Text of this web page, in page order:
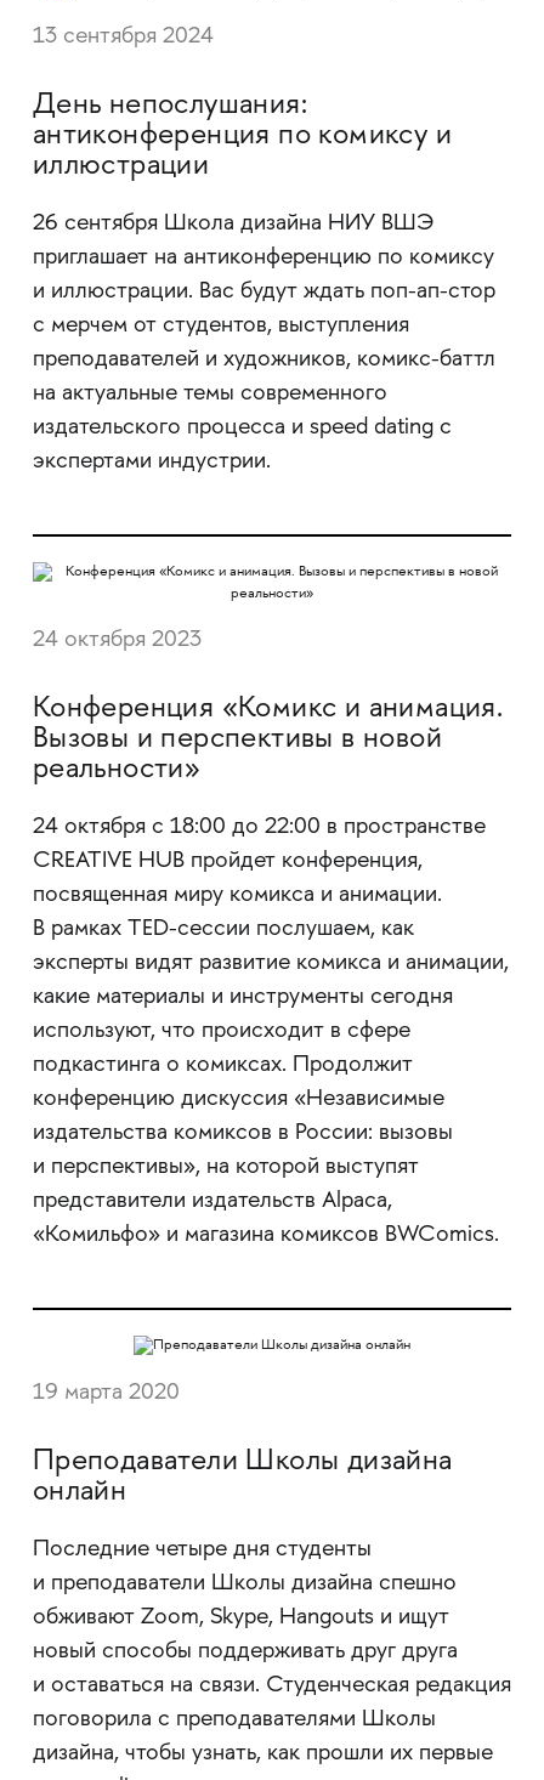
13 сентября 2024
День непослушания:
антиконференция по комиксу и
иллюстрации
26 сентября Школа дизайна НИУ ВШЭ
приглашает на антиконференцию по комиксу
и иллюстрации. Вас будут ждать поп-ап-стор
с мерчем от студентов, выступления
преподавателей и художников, комикс-баттл
на актуальные темы современного
издательского процесса и speed dating с
экспертами индустрии.
24 октября 2023
Конференция «Комикс и анимация.
Вызовы и перспективы в новой
реальности»
24 октября с 18:00 до 22:00 в пространстве
CREATIVE HUB пройдет конференция,
посвященная миру комикса и анимации.
В рамках TED-сессии послушаем, как
эксперты видят развитие комикса и анимации,
какие материалы и инструменты сегодня
используют, что происходит в сфере
подкастинга о комиксах. Продолжит
конференцию дискуссия «Независимые
издательства комиксов в России: вызовы
и перспективы», на которой выступят
представители издательств Alpaca,
«Комильфо» и магазина комиксов BWComics.
19 марта 2020
Преподаватели Школы дизайна
онлайн
Последние четыре дня студенты
и преподаватели Школы дизайна спешно
обживают Zoom, Skype, Hangouts и ищут
новый способы поддерживать друг друга
и оставаться на связи. Студенческая редакция
поговорила с преподавателями Школы
дизайна, чтобы узнать, как прошли их первые